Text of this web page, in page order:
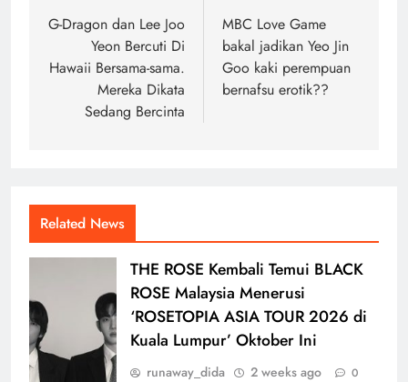
navigation
G-Dragon dan Lee Joo
Yeon Bercuti Di
Hawaii Bersama-sama.
Mereka Dikata
Sedang Bercinta
MBC Love Game
bakal jadikan Yeo Jin
Goo kaki perempuan
bernafsu erotik??
Related News
THE ROSE Kembali Temui BLACK
ROSE Malaysia Menerusi
‘ROSETOPIA ASIA TOUR 2026 di
Kuala Lumpur’ Oktober Ini
runaway_dida 2 weeks ago 0